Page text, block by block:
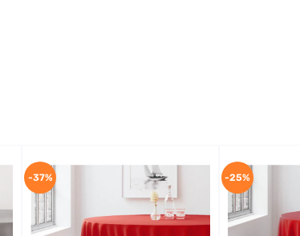
-37% -25%